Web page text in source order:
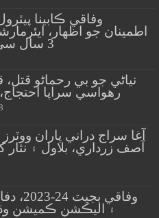
وفاقي ڪابينا
اطمينان جو اظهار،
3 سال سي اي او رهندو
نياڻي جو بي رحماڻو
رهواسي سراپا
آغا سراج دراني پاران
آصف زرداري، بلاول ۽
وفاقي
۽ اليڪشن ڪميشن